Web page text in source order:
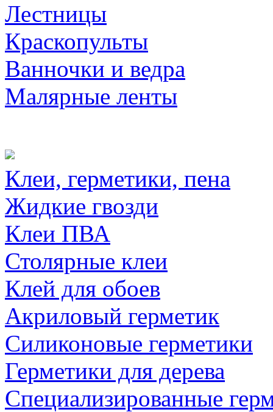
Лестницы
Краскопульты
Ванночки и ведра
Малярные ленты
Клеи, герметики, пена
Жидкие гвозди
Клеи ПВА
Столярные клеи
Клей для обоев
Акриловый герметик
Силиконовые герметики
Герметики для дерева
Специализированные